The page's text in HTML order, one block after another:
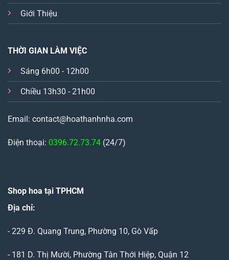
Giới Thiệu
THỜI GIAN LÀM VIỆC
Sáng 6h00 - 12h00
Chiều 13h30 - 21h00
Email: contact@hoathanhnha.com
Điện thoại: 0396.72.73.74 (24/7)
Shop hoa tại TPHCM
Địa chỉ:
- 229 Đ. Quang Trung, Phường 10, Gò Vấp
- 181 D. Thị Mười, Phường Tân Thới Hiệp, Quận 12